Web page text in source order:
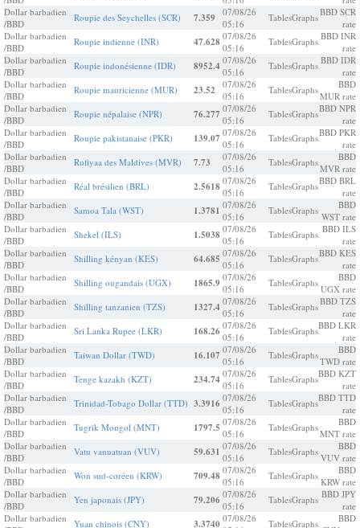
Dollar barbadien
/BBD
Roupie des Seychelles (SCR) 7.359
07/08/26
05:16
TablesGraphsBBD SCR
rate
Dollar barbadien
/BBD
Roupie indienne (INR) 47.628 07/08/26
05:16
TablesGraphs BBD INR
rate
Dollar barbadien
/BBD
Roupie indonésienne (IDR) 8952.4 07/08/26
05:16
TablesGraphs BBD IDR
rate
Dollar barbadien
/BBD
Roupie mauricienne (MUR) 23.52
07/08/26
05:16
TablesGraphs
BBD
MUR rate
Dollar barbadien
/BBD
Roupie népalaise (NPR) 76.277 07/08/26
05:16
TablesGraphsBBD NPR
rate
Dollar barbadien
/BBD
Roupie pakistanaise (PKR) 139.07 07/08/26
05:16
TablesGraphsBBD PKR
rate
Dollar barbadien
/BBD
Rufiyaa des Maldives (MVR) 7.73
07/08/26
05:16
TablesGraphs
BBD
MVR rate
Dollar barbadien
/BBD
Réal brésilien (BRL) 2.5618 07/08/26
05:16
TablesGraphsBBD BRL
rate
Dollar barbadien
/BBD
Samoa Tala (WST) 1.3781 07/08/26
05:16
TablesGraphs
BBD
WST rate
Dollar barbadien
/BBD
Shekel (ILS) 1.5038 07/08/26
05:16
TablesGraphs BBD ILS
rate
Dollar barbadien
/BBD
Shilling kényan (KES) 64.685 07/08/26
05:16
TablesGraphsBBD KES
rate
Dollar barbadien
/BBD
Shilling ougandais (UGX) 1865.9 07/08/26
05:16
TablesGraphs
BBD
UGX rate
Dollar barbadien
/BBD
Shilling tanzanien (TZS) 1327.4 07/08/26
05:16
TablesGraphsBBD TZS
rate
Dollar barbadien
/BBD
Sri Lanka Rupee (LKR) 168.26 07/08/26
05:16
TablesGraphsBBD LKR
rate
Dollar barbadien
/BBD
Taiwan Dollar (TWD) 16.107 07/08/26
05:16
TablesGraphs
BBD
TWD rate
Dollar barbadien
/BBD
Tenge kazakh (KZT) 234.74 07/08/26
05:16
TablesGraphsBBD KZT
rate
Dollar barbadien
/BBD
Trinidad-Tobago Dollar (TTD) 3.3916 07/08/26
05:16
TablesGraphsBBD TTD
rate
Dollar barbadien
/BBD
Tugrik Mongol (MNT) 1797.5 07/08/26
05:16
TablesGraphs
BBD
MNT rate
Dollar barbadien
/BBD
Vatu vanuatuan (VUV) 59.631 07/08/26
05:16
TablesGraphs
BBD
VUV rate
Dollar barbadien
/BBD
Won sud-coréen (KRW) 709.48 07/08/26
05:16
TablesGraphs
BBD
KRW rate
Dollar barbadien
/BBD
Yen japonais (JPY) 79.206 07/08/26
05:16
TablesGraphs BBD JPY
rate
Dollar barbadien
Yuan chinois (CNY) 3.3740 07/08/26
TablesGraphs
BBD